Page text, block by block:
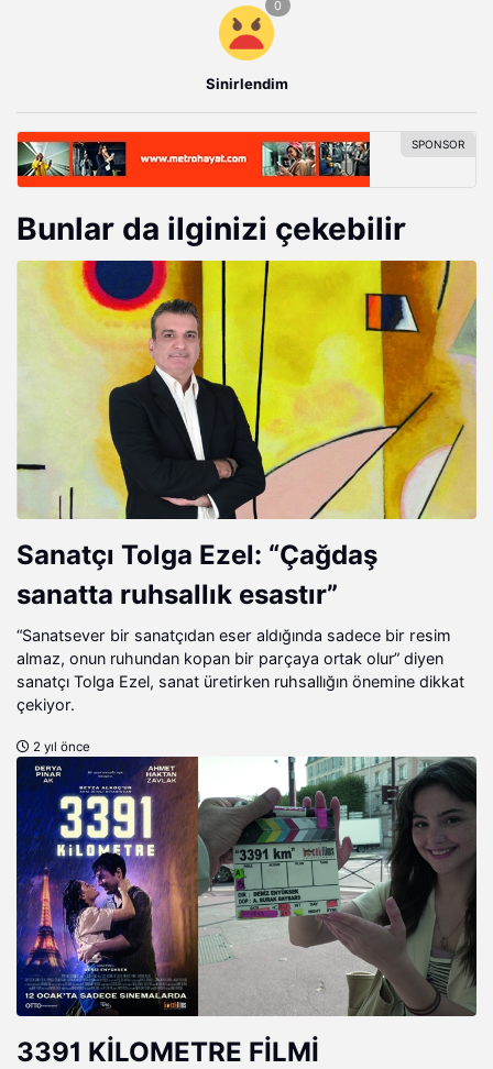
Sinirlendim
Bunlar da ilginizi çekebilir
Sanatçı Tolga Ezel: “Çağdaş
sanatta ruhsallık esastır”
“Sanatsever bir sanatçıdan eser aldığında sadece bir resim
almaz, onun ruhundan kopan bir parçaya ortak olur” diyen
sanatçı Tolga Ezel, sanat üretirken ruhsallığın önemine dikkat
çekiyor.
2 yıl önce
3391 KİLOMETRE FİLMİ